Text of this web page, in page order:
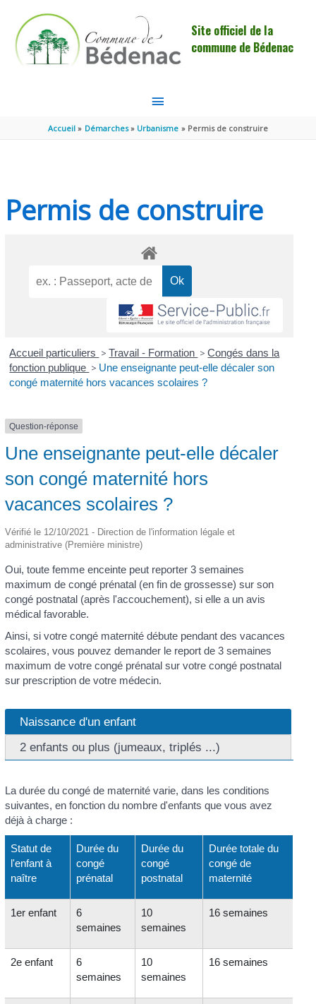
Site officiel de la
commune de Bédenac
MENU
PRINCIPAL
Accueil Démarches Urbanisme Permis de construire
Permis de construire
Accueil particuliers > Travail - Formation > Congés dans la
fonction publique > Une enseignante peut-elle décaler son
congé maternité hors vacances scolaires ?
Question-réponse
Une enseignante peut-elle décaler
son congé maternité hors
vacances scolaires ?
Vérifié le 12/10/2021 - Direction de l'information légale et
administrative (Première ministre)
Oui, toute femme enceinte peut reporter 3 semaines
maximum de congé prénatal (en fin de grossesse) sur son
congé postnatal (après l'accouchement), si elle a un avis
médical favorable.
Ainsi, si votre congé maternité débute pendant des vacances
scolaires, vous pouvez demander le report de 3 semaines
maximum de votre congé prénatal sur votre congé postnatal
sur prescription de votre médecin.
Naissance d'un enfant
2 enfants ou plus (jumeaux, triplés ...)
La durée du congé de maternité varie, dans les conditions
suivantes, en fonction du nombre d'enfants que vous avez
déjà à charge :
Statut de
l'enfant à
naître
Durée du
congé
prénatal
Durée du
congé
postnatal
Durée totale du
congé de
maternité
1erenfant
6
semaines
10
semaines
16 semaines
2eenfant
6
semaines
10
semaines
16 semaines